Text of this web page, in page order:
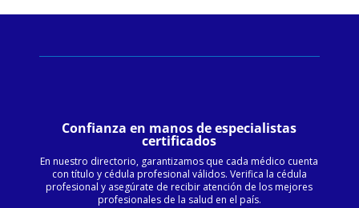
Confianza en manos de especialistas
certificados
En nuestro directorio, garantizamos que cada médico cuenta
con título y cédula profesional válidos. Verifica la cédula
profesional y asegúrate de recibir atención de los mejores
profesionales de la salud en el país.